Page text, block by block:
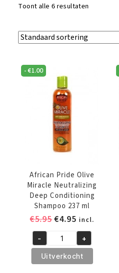
Toont alle 6 resultaten
-€1.00
African Pride Olive
Miracle Neutralizing
Deep Conditioning
Shampoo 237 ml
€5.95Oorspronkelijke
was:
€5.95.
€4.95 Huidige
prijs
is:
€4.95.
incl.
African
Pride
Olive
- +
Uitverkocht